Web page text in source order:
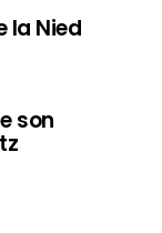
la Nied
son